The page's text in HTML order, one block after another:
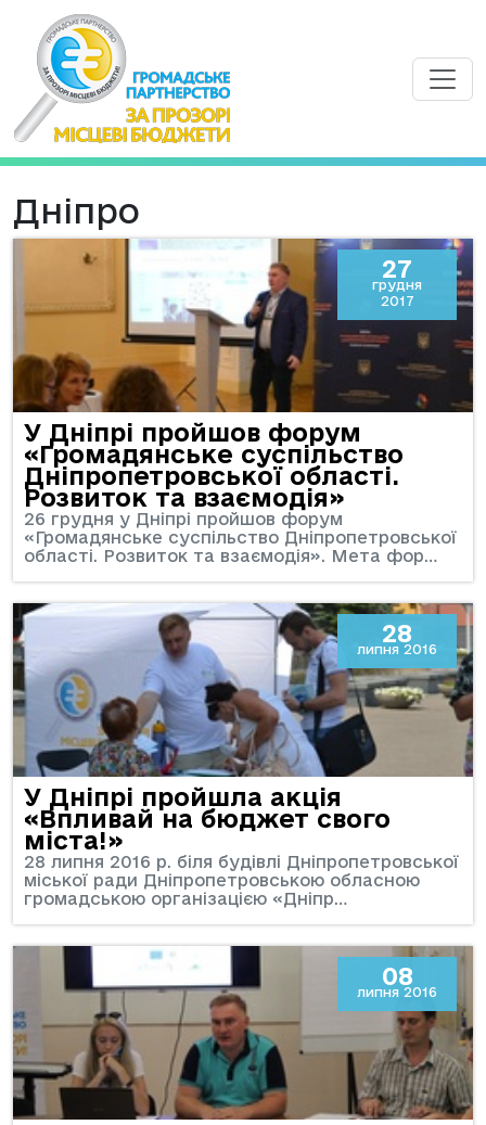
Дніпро
27
грудня
2017
У Дніпрі пройшов форум
«Громадянське суспільство
Дніпропетровської області.
Розвиток та взаємодія»
26 грудня у Дніпрі пройшов форум
«Громадянське суспільство Дніпропетровської
області. Розвиток та взаємодія». Мета фор…
28
липня 2016
У Дніпрі пройшла акція
«Впливай на бюджет свого
міста!»
28 липня 2016 р. біля будівлі Дніпропетровської
міської ради Дніпропетровською обласною
громадською організацією «Дніпр…
08
липня 2016